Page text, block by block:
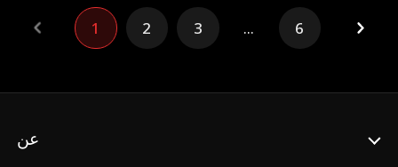
1 2 3 ... 6
عن